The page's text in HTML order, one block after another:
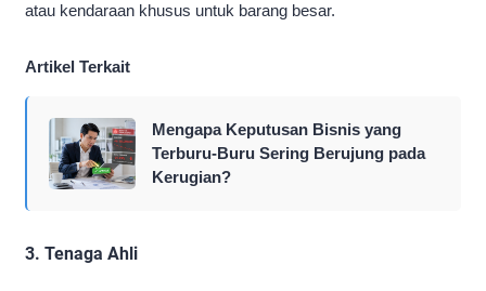
atau kendaraan khusus untuk barang besar.
Artikel Terkait
Mengapa Keputusan Bisnis yang
Terburu-Buru Sering Berujung pada
Kerugian?
3. Tenaga Ahli